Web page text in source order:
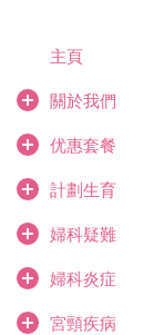
主頁
關於我們
优惠套餐
計劃生育
婦科疑難
婦科炎症
宮頸疾病